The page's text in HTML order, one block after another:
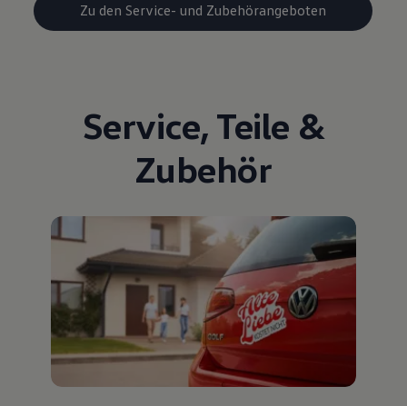
Zu den Service- und Zubehörangeboten
Service, Teile &
Zubehör